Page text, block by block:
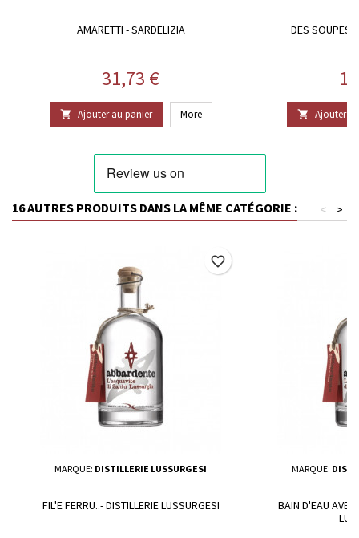
AMARETTI - SARDELIZIA
Prix
31,73 €
 Ajouter au panier More
DES SOUPES
 Ajouter
16 AUTRES PRODUITS DANS LA MÊME CATÉGORIE : >
<
MARQUE: DISTILLERIE LUSSURGESI
FIL'E FERRU..- DISTILLERIE LUSSURGESI
favorite_border
MARQUE:
BAIN D'EAU AVEC